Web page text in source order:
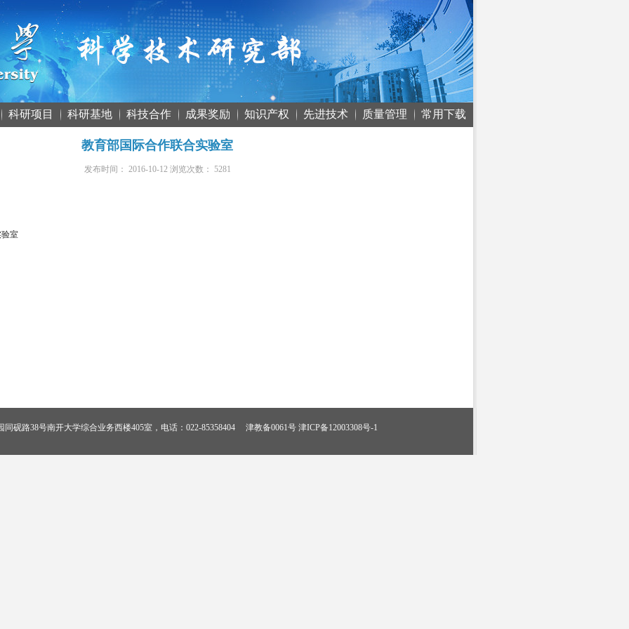
科研项目 科研基地 科技合作 成果奖励 知识产权 先进技术 质量管理 常用下载
教育部国际合作联合实验室
发布时间： 2016-10-12 浏览次数： 5281
室
同砚路38号南开大学综合业务西楼405室，电话：022-85358404 津教备0061号 津ICP备12003308号-1